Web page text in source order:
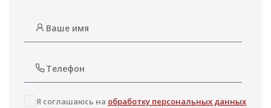
Я соглашаюсь на обработку персональных данных